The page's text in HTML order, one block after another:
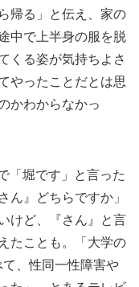
帰る」と伝え、家の
中で上半身の服を脱
くる姿が気持ちよさ
やったことだとは思
かわからなかっ
「堀です」と言った
ん』どちらですか」
けど、『さん』と言
たことも。「大学の
、性同一性障害や